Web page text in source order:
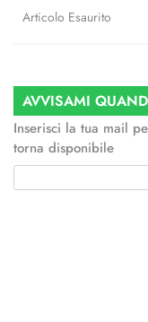
Articolo Esaurito
AVVISAMI
Inserisci la tua mail
torna disponibile